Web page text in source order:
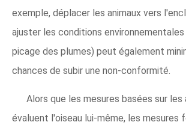
exemple, déplacer les animaux vers
ajuster les conditions environnementales
picage des plumes) peut également
chances de subir une non-conformité.
Alors que les mesures basées sur les
évaluent l'oiseau lui-même, les mesures